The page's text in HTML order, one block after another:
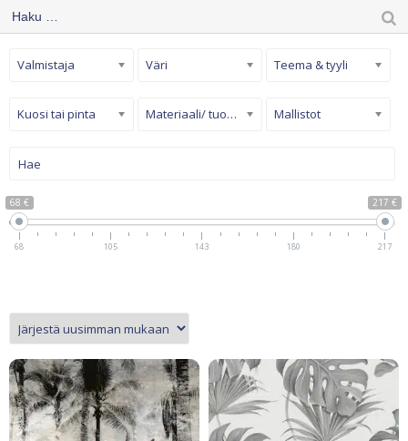
68 € 217 €
68 105 143 180 217
Valmistaja Väri Teema & tyyli
Kuosi tai pinta Materiaali/ tuotetyyppi Mallistot